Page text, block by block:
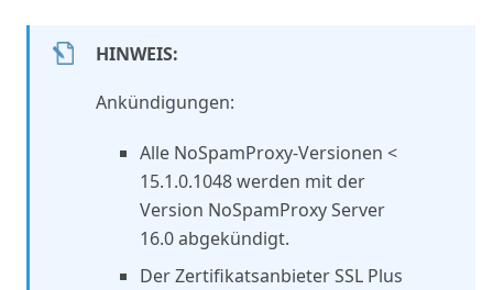
HINWEIS:
Ankündigungen:
Alle NoSpamProxy-Versionen <
15.1.0.1048 werden mit der
Version NoSpamProxy Server
16.0 abgekündigt.
Der Zertifikatsanbieter SSL Plus